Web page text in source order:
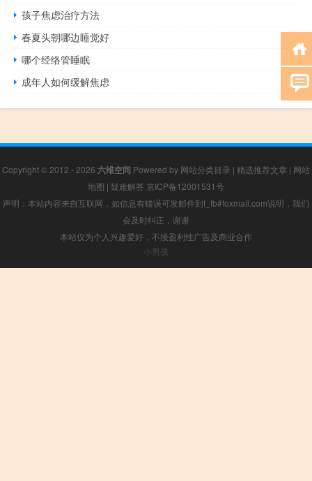
孩子焦虑治疗方法
春夏头朝哪边睡觉好
哪个经络管睡眠
成年人如何缓解焦虑
Copyright © 2012 - 2026 六维空间 Powered by 网站分类目录 | 精选推荐文章 | 网站
地图 | 疑难解答 京ICP备12001531号
声明：本站内容来自互联网，如信息有错误可发邮件到f_fb#foxmail.com说明，我们
会及时纠正，谢谢
本站仅为个人兴趣爱好，不接盈利性广告及商业合作
小男孩